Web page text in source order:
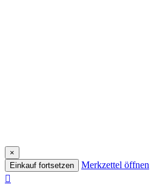
×
Einkauf fortsetzen
Merkzettel öffnen
